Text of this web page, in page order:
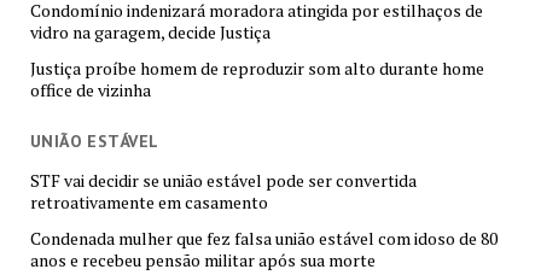
Condomínio indenizará moradora atingida por estilhaços de
vidro na garagem, decide Justiça
Justiça proíbe homem de reproduzir som alto durante home
office de vizinha
UNIÃO ESTÁVEL
STF vai decidir se união estável pode ser convertida
retroativamente em casamento
Condenada mulher que fez falsa união estável com idoso de 80
anos e recebeu pensão militar após sua morte